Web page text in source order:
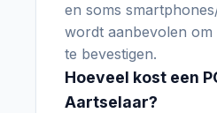
en soms
wordt aanbevolen om
te bevestigen.
Hoeveel kost een
Aartselaar?